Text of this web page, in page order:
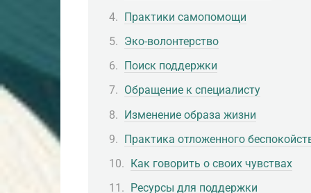
Практики самопомощи
Эко-волонтерство
Поиск поддержки
Обращение к специалисту
Изменение образа жизни
Практика отложенного
Как говорить о своих чувствах
Ресурсы для поддержки